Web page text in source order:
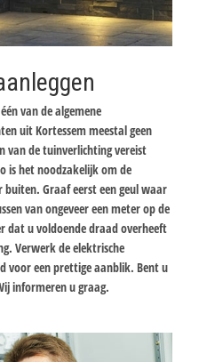
van de algemene
uit Kortessem meestal geen
van de tuinverlichting vereist
is het noodzakelijk om de
Graaf eerst een geul waar
van ongeveer een meter op de
dat u voldoende draad overheeft
Verwerk de elektrische
voor een prettige aanblik. Bent u
informeren u graag.